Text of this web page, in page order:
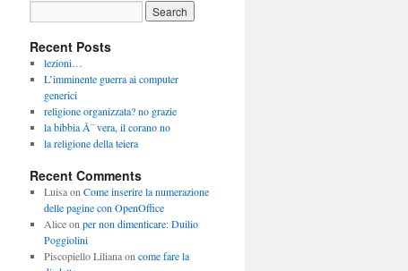
Recent Posts
lezioni…
L’imminente guerra ai computer
generici
religione organizzata? no grazie
la bibbia Ã¨ vera, il corano no
la religione della teiera
Recent Comments
Luisaon Come inserire la numerazione
delle pagine con OpenOffice
Aliceon per non dimenticare: Duilio
Poggiolini
Piscopiello Lilianaon come fare la